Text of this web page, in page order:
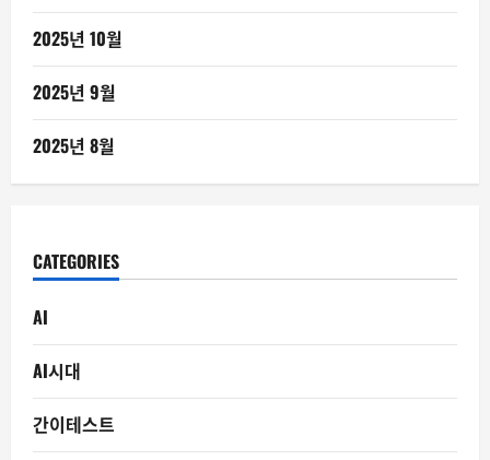
2025년 10월
2025년 9월
2025년 8월
CATEGORIES
AI
AI시대
간이테스트